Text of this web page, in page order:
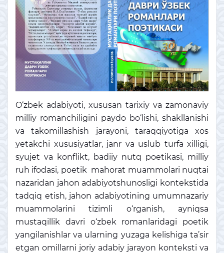
O‘zbek adabiyoti, xususan tarixiy va zamonaviy
milliy romanchiligini paydo bo‘lishi, shakllanishi
va takomillashish jarayoni, taraqqiyotiga xos
yetakchi xususiyatlar, janr va uslub turfa xilligi,
syujet va konflikt, badiiy nutq poetikasi, milliy
ruh ifodasi, poetik mahorat muammolari nuqtai
nazaridan jahon adabiyotshunosligi kontekstida
tadqiq etish, jahon adabiyotining umumnazariy
muammolarini tizimli o‘rganish, ayniqsa
mustaqillik davri o‘zbek romanlaridagi poetik
yangilanishlar va ularning yuzaga kelishiga ta’sir
etgan omillarni joriy adabiy jarayon konteksti va